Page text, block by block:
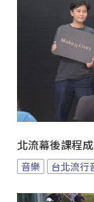
北流幕後課程
音樂 台北流行